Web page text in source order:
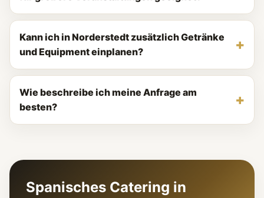
Kann ich in Norderstedt zusätzlich Getränke
und Equipment einplanen?
Wie beschreibe ich meine Anfrage am
besten?
Spanisches Catering in